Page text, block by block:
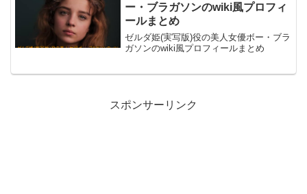
ー・ブラガソンのwiki風プロフィ
ールまとめ
ゼルダ姫(実写版)役の美人女優ボー・ブラ
ガソンのwiki風プロフィールまとめ
スポンサーリンク